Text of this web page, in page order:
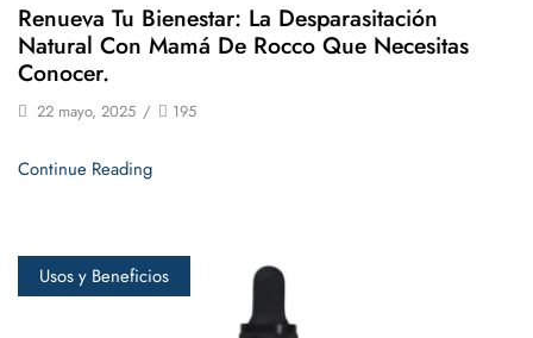
Renueva Tu Bienestar: La Desparasitación
Natural Con Mamá De Rocco Que Necesitas
Conocer.
22 mayo, 2025 / 195
Continue Reading
Usos y Beneficios